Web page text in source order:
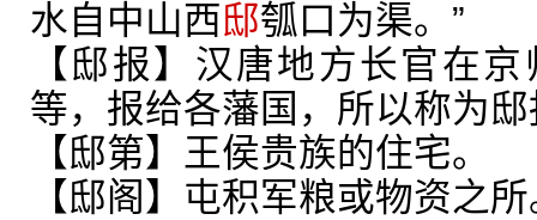
水自中山西邸瓠口为渠。”
【邸报】汉唐地方长官在
等，报给各藩国，所以称为
【邸第】王侯贵族的住宅。
【邸阁】屯积军粮或物资之